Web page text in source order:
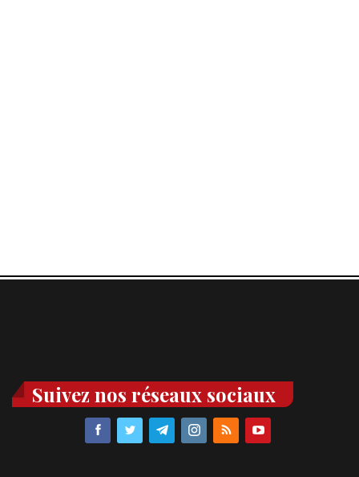
Suivez nos réseaux sociaux